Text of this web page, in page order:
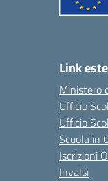
Link
Ministero
Ufficio
Ufficio
Scuola in
Iscrizioni
Invalsi